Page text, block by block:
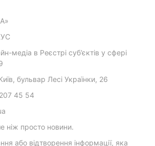
медіа в Реєстрі суб’єктів у сфері
бульвар Лесі Українки, 26
45 54
ніж просто новини.
або відтворення інформації, яка